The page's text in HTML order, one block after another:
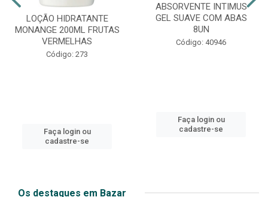
LOÇÃO HIDRATANTE
MONANGE 200ML FRUTAS
VERMELHAS
Código: 273
Faça login ou
cadastre-se
ABSORVENTE INTIMUS
GEL SUAVE COM ABAS
8UN
Código: 40946
Faça login ou
cadastre-se
Os destaques em Bazar